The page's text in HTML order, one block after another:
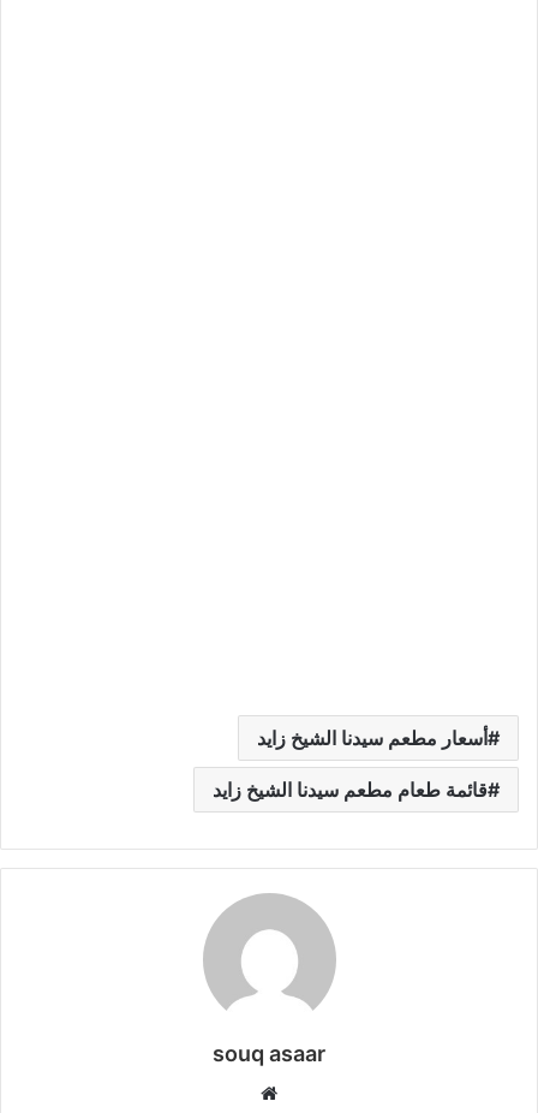
أسعار مطعم سيدنا الشيخ زايد
قائمة طعام مطعم سيدنا الشيخ زايد
souq asaar